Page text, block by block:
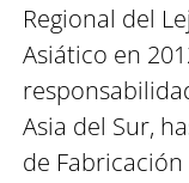
Regional del
Asiático en
Asia del Sur,
de